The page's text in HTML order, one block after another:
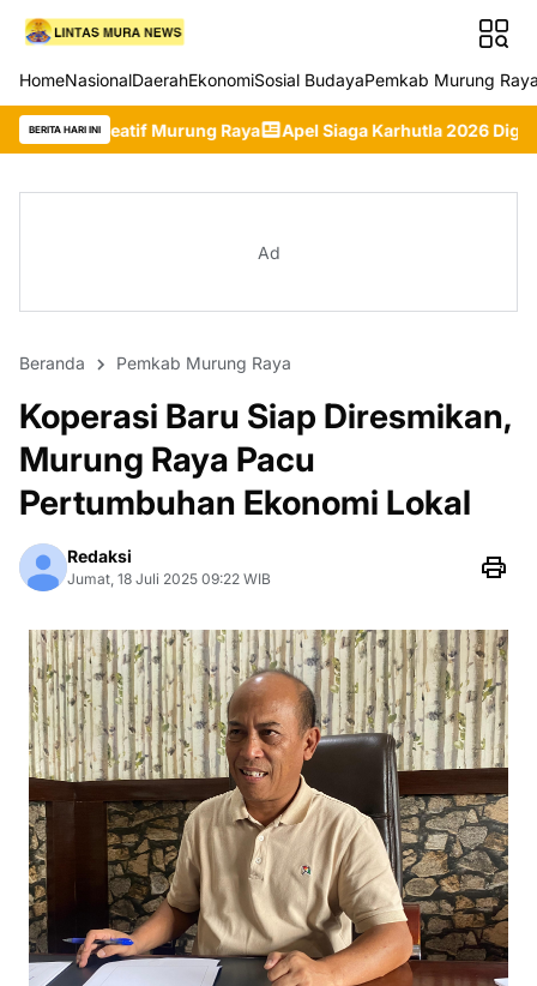
HomeNasionalDaerahEkonomiSosial BudayaPemkab Murung
BERITA HARI INI
Raya Apel Siaga Karhutla 2026 Digelar, Pemkab
Ad
Beranda Pemkab Murung Raya
Koperasi Baru Siap Diresmikan,
Murung Raya Pacu
Pertumbuhan Ekonomi Lokal
Redaksi
Jumat, 18 Juli 2025 09:22 WIB